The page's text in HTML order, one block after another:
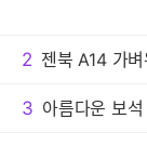
2 젠북 A14 가
3 아름다운 보석